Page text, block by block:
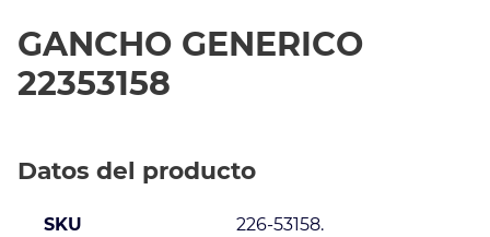
GANCHO GENERICO
22353158
Datos del producto
SKU 226-53158.